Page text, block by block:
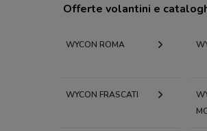
Offerte volantini e
WYCON ROMA
WYCON FRASCATI